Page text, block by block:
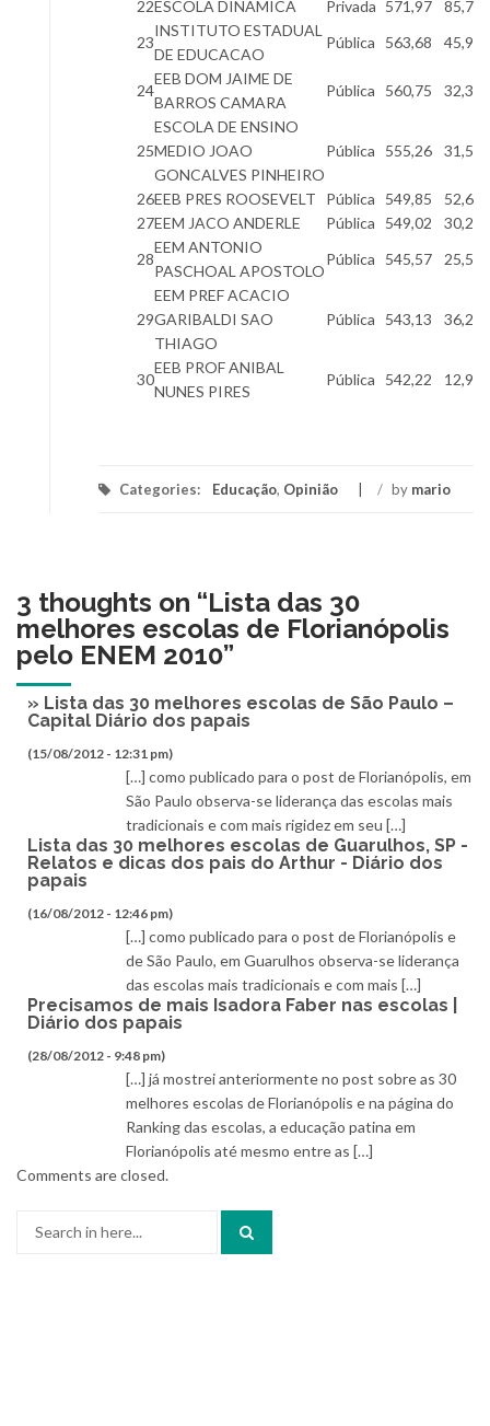
22ESCOLA DINAMICA Privada 571,97
85,7
23
INSTITUTO ESTADUAL
DE EDUCACAO
Pública 563,68 45,9
24
EEB DOM JAIME DE
BARROS CAMARA
Pública 560,75 32,3
25
ESCOLA DE ENSINO
MEDIO JOAO
GONCALVES PINHEIRO
Pública 555,26 31,5
26EEB PRES ROOSEVELT Pública 549,85
52,6
27EEM JACO ANDERLE Pública 549,02
30,2
28
EEM ANTONIO
PASCHOAL APOSTOLO
Pública 545,57 25,5
29
EEM PREF ACACIO
GARIBALDI SAO
THIAGO
Pública 543,13 36,2
30
EEB PROF ANIBAL
NUNES PIRES
Pública 542,22 12,9
Categories: Educação, Opinião / by mario
3 thoughts on “Lista das 30
melhores escolas de Florianópolis
pelo ENEM 2010”
» Lista das 30 melhores escolas de São Paulo –
Capital Diário dos papais
(15/08/2012 - 12:31 pm)
[…] como publicado para o post de Florianópolis, em
São Paulo observa-se liderança das escolas mais
tradicionais e com mais rigidez em seu […]
Lista das 30 melhores escolas de Guarulhos, SP -
Relatos e dicas dos pais do Arthur - Diário dos
papais
(16/08/2012 - 12:46 pm)
[…] como publicado para o post de Florianópolis e
de São Paulo, em Guarulhos observa-se liderança
das escolas mais tradicionais e com mais […]
Precisamos de mais Isadora Faber nas escolas |
Diário dos papais
(28/08/2012 - 9:48 pm)
[…] já mostrei anteriormente no post sobre as 30
melhores escolas de Florianópolis e na página do
Ranking das escolas, a educação patina em
Florianópolis até mesmo entre as […]
Comments are closed.